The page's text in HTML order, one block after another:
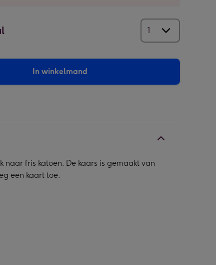
In winkelmand
naar fris katoen. De kaars is gemaakt van
een kaart toe.